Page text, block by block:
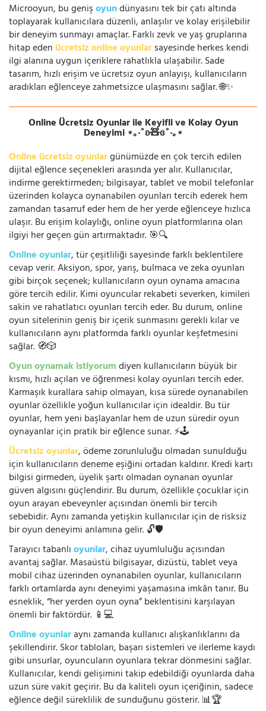
Microoyun, bu genişoyundünyasını tek bir çatı altında
toplayarak kullanıcılara düzenli, anlaşılır ve kolay erişilebilir
bir deneyim sunmayı amaçlar. Farklı zevk ve yaş gruplarına
hitap eden ücretsiz online oyunlarsayesinde herkes kendi
ilgi alanına uygun içeriklere rahatlıkla ulaşabilir. Sade
tasarım, hızlı erişim ve ücretsiz oyun anlayışı, kullanıcıların
aradıkları eğlenceye zahmetsizce ulaşmasını sağlar. 🌐✨
Online Ücretsiz Oyunlar ile Keyifli ve Kolay Oyun
Deneyimi ⋆｡‧˚ʚ🧸ɞ˚‧｡⋆
Online ücretsiz oyunlargünümüzde en çok tercih edilen
dijital eğlence seçenekleri arasında yer alır. Kullanıcılar,
indirme gerektirmeden; bilgisayar, tablet ve mobil telefonlar
üzerinden kolayca oynanabilen oyunları tercih ederek hem
zamandan tasarruf eder hem de her yerde eğlenceye hızlıca
ulaşır. Bu erişim kolaylığı, online oyun platformlarına olan
ilgiyi her geçen gün artırmaktadır. 🎯🔍
Online oyunlar, tür çeşitliliği sayesinde farklı beklentilere
cevap verir. Aksiyon, spor, yarış, bulmaca ve zeka oyunları
gibi birçok seçenek; kullanıcıların oyun oynama amacına
göre tercih edilir. Kimi oyuncular rekabeti severken, kimileri
sakin ve rahatlatıcı oyunları tercih eder. Bu durum, online
oyun sitelerinin geniş bir içerik sunmasını gerekli kılar ve
kullanıcıların aynı platformda farklı oyunlar keşfetmesini
sağlar. 🧭🎲
Oyun oynamak istiyorumdiyen kullanıcıların büyük bir
kısmı, hızlı açılan ve öğrenmesi kolay oyunları tercih eder.
Karmaşık kurallara sahip olmayan, kısa sürede oynanabilen
oyunlar özellikle yoğun kullanıcılar için idealdir. Bu tür
oyunlar, hem yeni başlayanlar hem de uzun süredir oyun
oynayanlar için pratik bir eğlence sunar. ⚡🕹️
Ücretsiz oyunlar, ödeme zorunluluğu olmadan sunulduğu
için kullanıcıların deneme eşiğini ortadan kaldırır. Kredi kartı
bilgisi girmeden, üyelik şartı olmadan oynanan oyunlar
güven algısını güçlendirir. Bu durum, özellikle çocuklar için
oyun arayan ebeveynler açısından önemli bir tercih
sebebidir. Aynı zamanda yetişkin kullanıcılar için de risksiz
bir oyun deneyimi anlamına gelir. 🔓🛡️
Tarayıcı tabanlıoyunlar, cihaz uyumluluğu açısından
avantaj sağlar. Masaüstü bilgisayar, dizüstü, tablet veya
mobil cihaz üzerinden oynanabilen oyunlar, kullanıcıların
farklı ortamlarda aynı deneyimi yaşamasına imkân tanır. Bu
esneklik, “her yerden oyun oyna” beklentisini karşılayan
önemli bir faktördür. 📱💻
Online oyunlaraynı zamanda kullanıcı alışkanlıklarını da
şekillendirir. Skor tabloları, başarı sistemleri ve ilerleme kaydı
gibi unsurlar, oyuncuların oyunlara tekrar dönmesini sağlar.
Kullanıcılar, kendi gelişimini takip edebildiği oyunlarda daha
uzun süre vakit geçirir. Bu da kaliteli oyun içeriğinin, sadece
eğlence değil süreklilik de sunduğunu gösterir. 📊🏆